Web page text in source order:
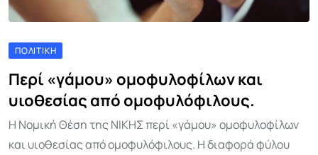
ΠΟΛΙΤΙΚΉ
Περί «γάμου» ομοφυλοφίλων και
υιοθεσίας από ομοφυλόφιλους.
Η Νομική Θέση της ΝΙΚΗΣ περί «γάμου» ομοφυλοφίλων
και υιοθεσίας από ομοφυλόφιλους. Η διαφορά φύλου